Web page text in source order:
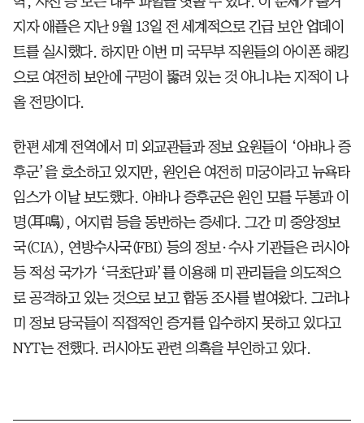
지자 애플은 지난 9월 13일 전 세계적으로 긴급 보안 업데이
트를 실시했다. 하지만 이번 미 국무부 직원들의 아이폰 해킹
으로 여전히 보안에 구멍이 뚫려 있는 것 아니냐는 지적이 나
올 전망이다.
한편 세계 전역에서 미 외교관들과 정보 요원들이 ‘아바나 증
후군’을 호소하고 있지만, 원인은 여전히 미궁이라고 뉴욕타
임스가 이날 보도했다. 아바나 증후군은 원인 모를 두통과 이
명(耳鳴), 어지럼 등을 동반하는 증세다. 그간 미 중앙정보
국(CIA), 연방수사국(FBI) 등의 정보·수사 기관들은 러시아
등 적성 국가가 ‘극초단파’를 이용해 미 관리들을 의도적으
로 공격하고 있는 것으로 보고 합동 조사를 벌여왔다. 그러나
미 정보 당국들이 직접적인 증거를 입수하지 못하고 있다고
NYT는 전했다. 러시아도 관련 의혹을 부인하고 있다.